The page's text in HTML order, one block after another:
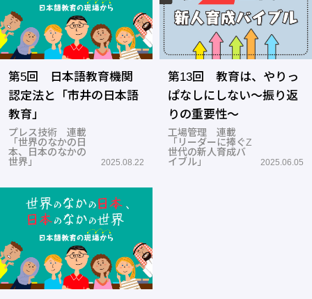
第5回 日本語教育機関
認定法と「市井の日本語
教育」
プレス技術 連載
「世界のなかの日
本、日本のなかの
世界」
2025.08.22
第13回 教育は、やりっ
ぱなしにしない～振り返
りの重要性～
工場管理 連載
「リーダーに捧ぐZ
世代の新人育成バ
イブル」
2025.06.05